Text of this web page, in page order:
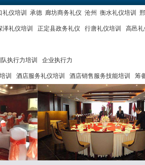
礼仪培训 承德 廊坊商务礼仪 沧州 衡水礼仪培训
泽礼仪培训 正定县政务礼仪 行唐礼仪培训 高邑礼
队执行力培训 企业执行力
训 酒店服务礼仪培训 酒店销售服务技能培训 筹